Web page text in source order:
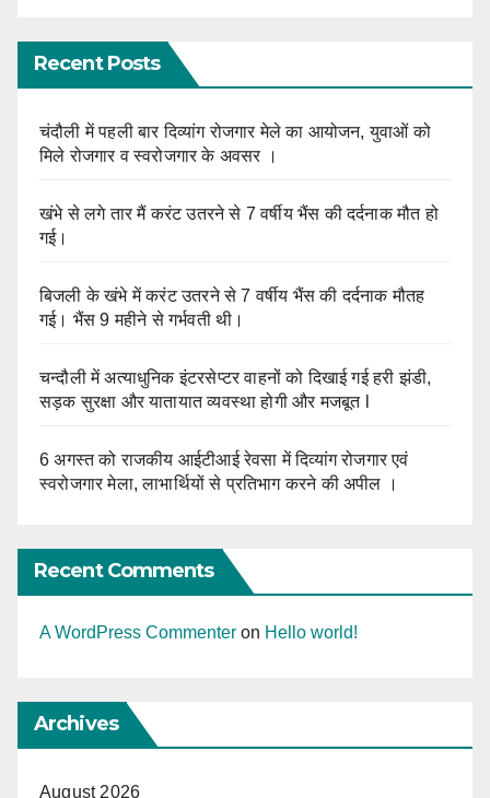
Recent Posts
चंदौली में पहली बार दिव्यांग रोजगार मेले का आयोजन, युवाओं को
मिले रोजगार व स्वरोजगार के अवसर ।
खंभे से लगे तार मैं करंट उतरने से 7 वर्षीय भैंस की दर्दनाक मौत हो
गई।
बिजली के खंभे में करंट उतरने से 7 वर्षीय भैंस की दर्दनाक मौतह
गई। भैंस 9 महीने से गर्भवती थी।
चन्दौली में अत्याधुनिक इंटरसेप्टर वाहनों को दिखाई गई हरी झंडी,
सड़क सुरक्षा और यातायात व्यवस्था होगी और मजबूत l
6 अगस्त को राजकीय आईटीआई रेवसा में दिव्यांग रोजगार एवं
स्वरोजगार मेला, लाभार्थियों से प्रतिभाग करने की अपील ।
Recent Comments
A WordPress Commenter on Hello world!
Archives
August 2026